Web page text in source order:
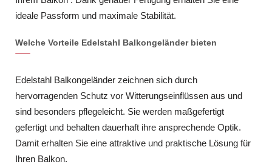
ideale Passform und maximale Stabilität.
Welche Vorteile Edelstahl Balkongeländer bieten
Edelstahl Balkongeländer zeichnen sich durch
hervorragenden Schutz vor Witterungseinflüssen aus und
sind besonders pflegeleicht. Sie werden maßgefertigt
gefertigt und behalten dauerhaft ihre ansprechende Optik.
Damit erhalten Sie eine attraktive und praktische Lösung für
Ihren Balkon.